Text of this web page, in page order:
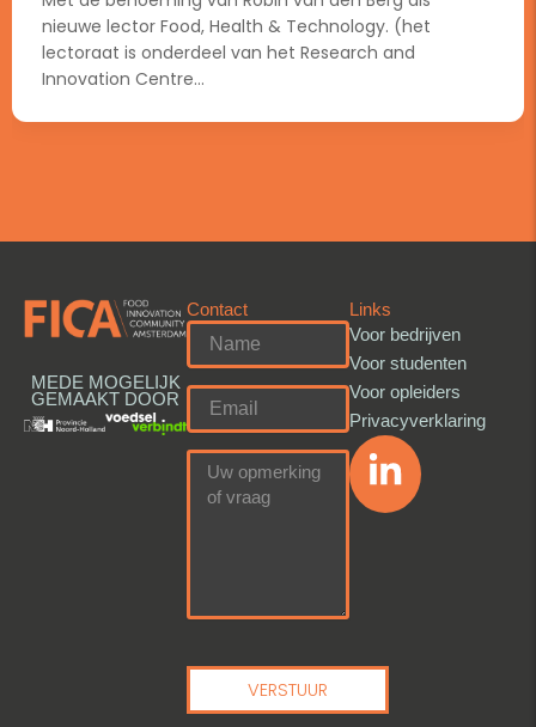
nieuwe lector Food, Health & Technology. (het
lectoraat is onderdeel van het Research and
Innovation Centre...
MEDE MOGELIJK
GEMAAKT DOOR
Contact
VERSTUUR
Links
Voor bedrijven
Voor studenten
Voor opleiders
Privacyverklaring